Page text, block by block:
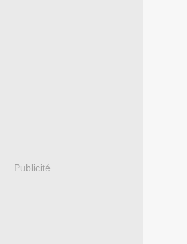
Publicité